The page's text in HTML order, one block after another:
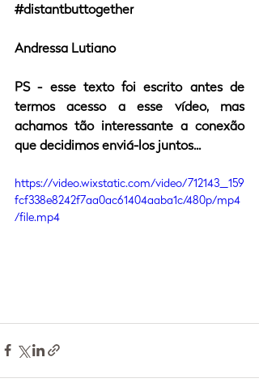
#distantbuttogether
Andressa Lutiano
PS - esse texto foi escrito antes de
termos acesso a esse vídeo, mas
achamos tão interessante a conexão
que decidimos enviá-los juntos...
https://video.wixstatic.com/video/712143_159
fcf338e8242f7aa0ac61404aaba1c/480p/mp4
/file.mp4